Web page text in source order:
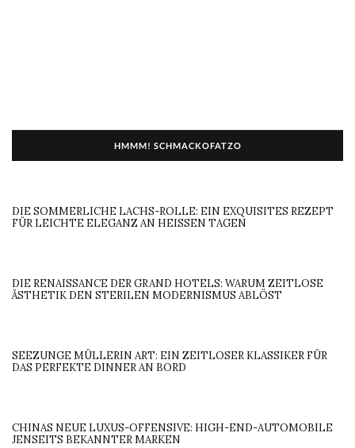
HMMM! SCHMACKOFATZO
DIE SOMMERLICHE LACHS-ROLLE: EIN EXQUISITES REZEPT
FÜR LEICHTE ELEGANZ AN HEISSEN TAGEN
DIE RENAISSANCE DER GRAND HOTELS: WARUM ZEITLOSE
ÄSTHETIK DEN STERILEN MODERNISMUS ABLÖST
SEEZUNGE MÜLLERIN ART: EIN ZEITLOSER KLASSIKER FÜR
DAS PERFEKTE DINNER AN BORD
CHINAS NEUE LUXUS-OFFENSIVE: HIGH-END-AUTOMOBILE
JENSEITS BEKANNTER MARKEN